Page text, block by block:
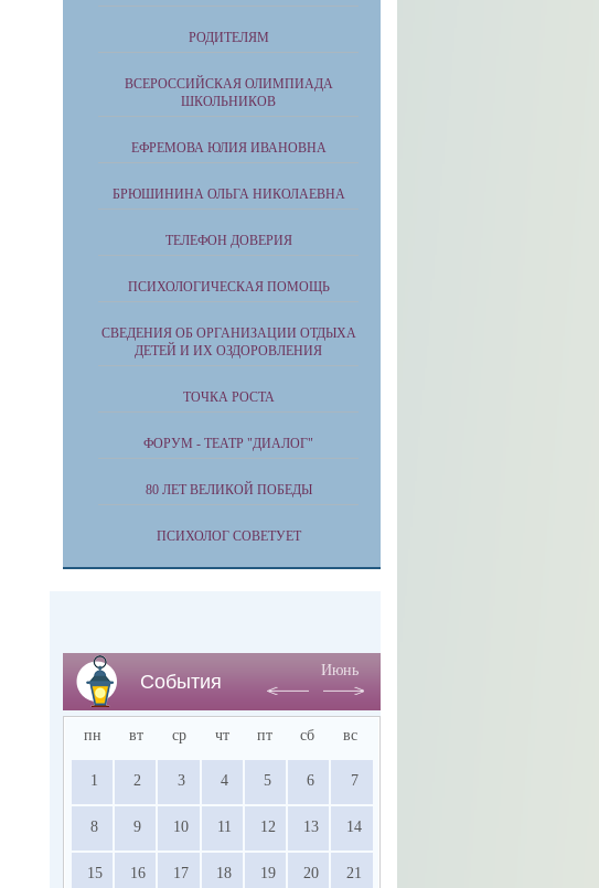
РОДИТЕЛЯМ
ВСЕРОССИЙСКАЯ ОЛИМПИАДА
ШКОЛЬНИКОВ
ЕФРЕМОВА ЮЛИЯ ИВАНОВНА
БРЮШИНИНА ОЛЬГА НИКОЛАЕВНА
ТЕЛЕФОН ДОВЕРИЯ
ПСИХОЛОГИЧЕСКАЯ ПОМОЩЬ
СВЕДЕНИЯ ОБ ОРГАНИЗАЦИИ ОТДЫХА
ДЕТЕЙ И ИХ ОЗДОРОВЛЕНИЯ
ТОЧКА РОСТА
ФОРУМ - ТЕАТР "ДИАЛОГ"
80 ЛЕТ ВЕЛИКОЙ ПОБЕДЫ
ПСИХОЛОГ СОВЕТУЕТ
События
Июнь
пн вт ср чт пт сб вс
1 2 3 4 5 6 7
8 9 10 11 12 13 14
15 16 17 18 19 20 21